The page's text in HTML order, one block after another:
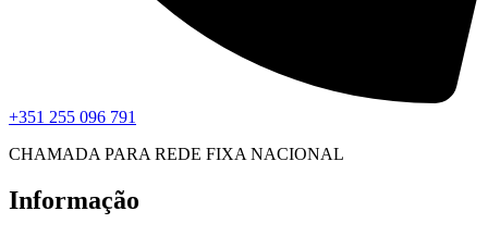
+351 255 096 791
CHAMADA PARA REDE FIXA NACIONAL
Informação